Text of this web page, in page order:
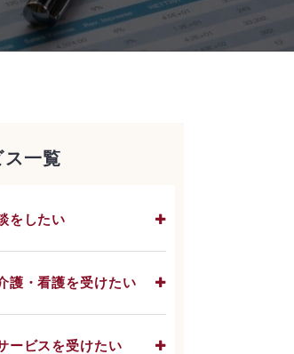
ス一覧
をしたい
護・看護を受けたい
ービスを受けたい